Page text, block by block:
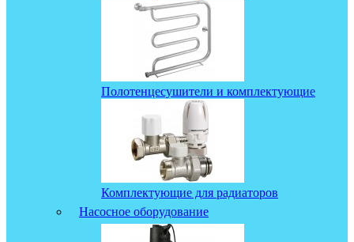
Полотенцесушители и комплектующие
Комплектующие для радиаторов
Насосное оборудование